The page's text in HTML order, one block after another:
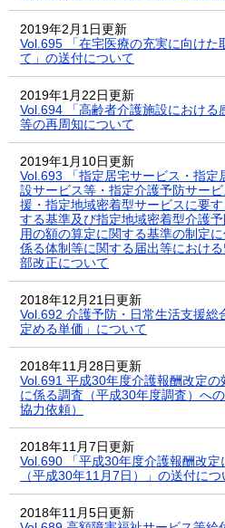
2019年2月1日更新
Vol.695 「在宅医療の充実に向けた
て」の送付について
2019年1月22日更新
Vol.694 「高齢者介護施設における
等の再周知について
2019年1月10日更新
Vol.693 「指定居宅サービス・指定
設サービス等・指定介護予防サー
援・指定地域密着型サービスに要
する基準及び指定地域密着型介護
用の額の算定に関する基準の制定
係る体制等に関する届出等におけ
部改正について
2018年12月21日更新
Vol.692 介護予防・日常生活支援総
定める単価」について
2018年11月28日更新
Vol.691 平成30年度介護報酬改定
に係る調査（平成30年度調査）へ
協力依頼）
2018年11月7日更新
Vol.690 「平成30年度介護報酬改定
（平成30年11月7日）」の送付につ
2018年11月5日更新